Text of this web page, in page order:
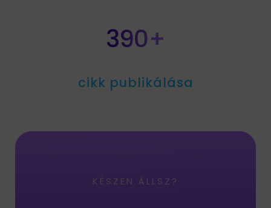
390+
cikk publikálása
KÉSZEN ÁLLSZ?